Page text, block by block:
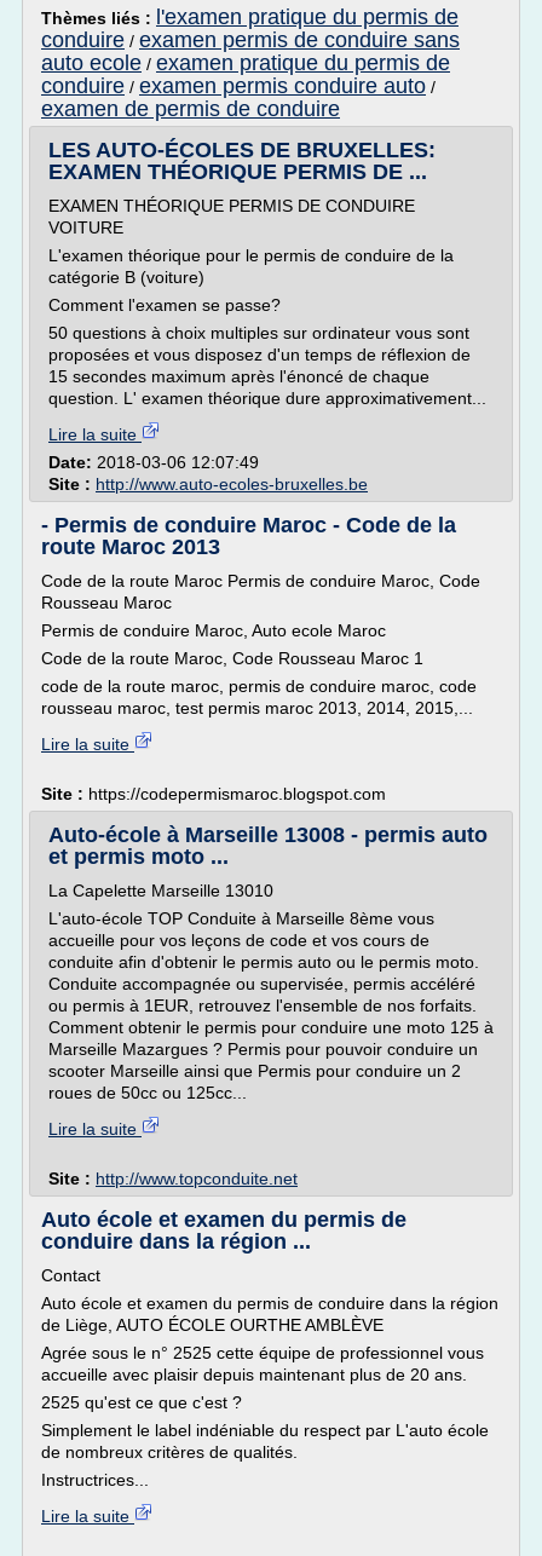
Thèmes liés :
l'examen pratique du permis de
conduire / examen permis de conduire sans
auto ecole / examen pratique du permis de
conduire / examen permis conduire auto /
examen de permis de conduire
LES AUTO-ÉCOLES DE BRUXELLES:
EXAMEN THÉORIQUE PERMIS DE ...
EXAMEN THÉORIQUE PERMIS DE CONDUIRE
VOITURE
L'examen théorique pour le permis de conduire de la
catégorie B (voiture)
Comment l'examen se passe?
50 questions à choix multiples sur ordinateur vous sont
proposées et vous disposez d'un temps de réflexion de
15 secondes maximum après l'énoncé de chaque
question. L' examen théorique dure approximativement...
Lire la suite
Date: 2018-03-06 12:07:49
Site : http://www.auto-ecoles-bruxelles.be
- Permis de conduire Maroc - Code de la
route Maroc 2013
Code de la route Maroc Permis de conduire Maroc, Code
Rousseau Maroc
Permis de conduire Maroc, Auto ecole Maroc
Code de la route Maroc, Code Rousseau Maroc 1
code de la route maroc, permis de conduire maroc, code
rousseau maroc, test permis maroc 2013, 2014, 2015,...
Lire la suite
Site : https://codepermismaroc.blogspot.com
Auto-école à Marseille 13008 - permis auto
et permis moto ...
La Capelette Marseille 13010
L'auto-école TOP Conduite à Marseille 8ème vous
accueille pour vos leçons de code et vos cours de
conduite afin d'obtenir le permis auto ou le permis moto.
Conduite accompagnée ou supervisée, permis accéléré
ou permis à 1EUR, retrouvez l'ensemble de nos forfaits.
Comment obtenir le permis pour conduire une moto 125 à
Marseille Mazargues ? Permis pour pouvoir conduire un
scooter Marseille ainsi que Permis pour conduire un 2
roues de 50cc ou 125cc...
Lire la suite
Site : http://www.topconduite.net
Auto école et examen du permis de
conduire dans la région ...
Contact
Auto école et examen du permis de conduire dans la région
de Liège, AUTO ÉCOLE OURTHE AMBLÈVE
Agrée sous le n° 2525 cette équipe de professionnel vous
accueille avec plaisir depuis maintenant plus de 20 ans.
2525 qu'est ce que c'est ?
Simplement le label indéniable du respect par L'auto école
de nombreux critères de qualités.
Instructrices...
Lire la suite